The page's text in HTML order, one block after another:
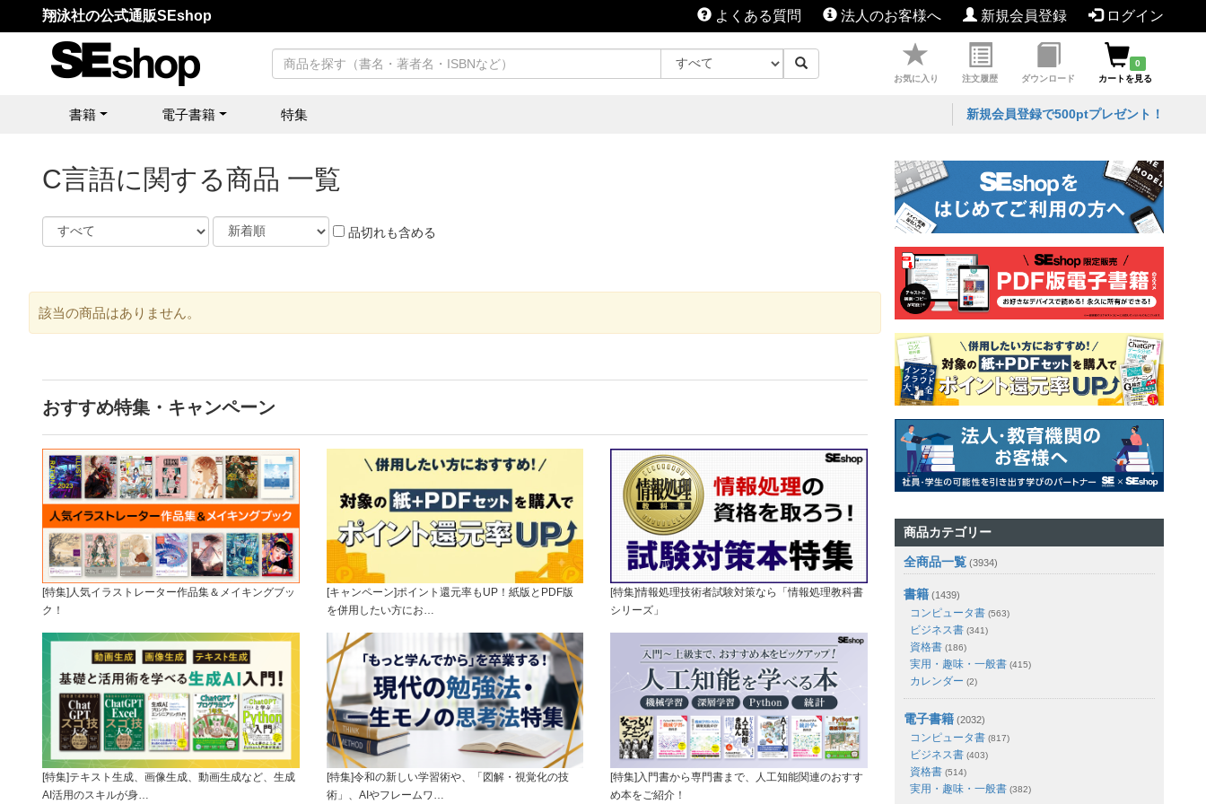
翔泳社の公式通販SEshop よくある質問 法人のお客様へ 新規会員登録 ログイン
お気に入り 注文履歴 ダウンロード
0
カートを見る
書籍 電子書籍 特集 新規会員登録で500ptプレゼント！
C言語に関する商品 一覧
品切れも含める
該当の商品はありません。
おすすめ特集・キャンペーン
[特集]人気イラストレーター作品集＆メイキングブッ
ク！
[キャンペーン]ポイント還元率もUP！紙版とPDF版
を併用したい方にお…
[特集]情報処理技術者試験対策なら「情報処理教科書
シリーズ」
[特集]テキスト生成、画像生成、動画生成など、生成
AI活用のスキルが身…
[特集]令和の新しい学習術や、「図解・視覚化の技
術」、AIやフレームワ…
[特集]入門書から専門書まで、人工知能関連のおすす
め本をご紹介！
商品カテゴリー
全商品一覧 (3934)
書籍 (1439)
コンピュータ書 (563)
ビジネス書 (341)
資格書 (186)
実用・趣味・一般書 (415)
カレンダー (2)
電子書籍 (2032)
コンピュータ書 (817)
ビジネス書 (403)
資格書 (514)
実用・趣味・一般書 (382)